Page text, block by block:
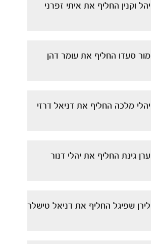
‏יהל וקנין החליף את איתי זפרני
‏מור סעדו החליף את עומר דהן
‏יהלי מלכה החליף את דניאל דרזי
‏ערן גינת החליף את יהלי דנור
‏לירן שפיגל החליף את דניאל טישלר